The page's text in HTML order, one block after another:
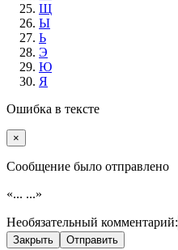
Щ
Ы
Ь
Э
Ю
Я
Ошибка в тексте
×
Cообщение было отправлено
«... ...»
Необязательный комментарий:
Закрыть Отправить